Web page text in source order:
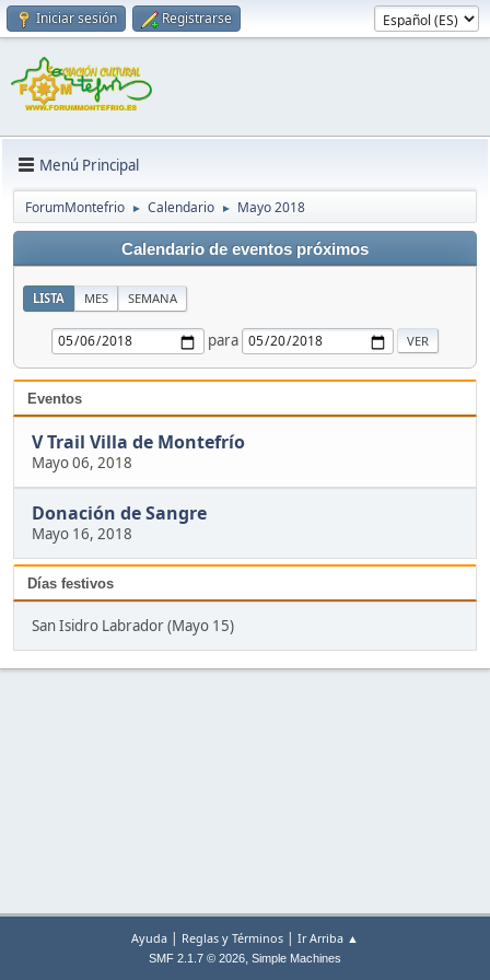
Iniciar sesión Registrarse
Menú Principal
ForumMontefrio ► Calendario ► Mayo 2018
Calendario de eventos próximos
LISTA MES SEMANA
para
Eventos
V Trail Villa de Montefrío
Mayo 06, 2018
Donación de Sangre
Mayo 16, 2018
Días festivos
San Isidro Labrador (Mayo 15)
Ayuda | Reglas y Términos | Ir Arriba ▲
SMF 2.1.7 © 2026, Simple Machines